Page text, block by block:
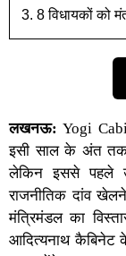
8 विधायकों को
लखनऊ: Yogi
इसी साल के अंत तक
लेकिन इससे पहले
राजनीतिक दांव
मंत्रिमंडल का
आदित्यनाथ कैबिनेट